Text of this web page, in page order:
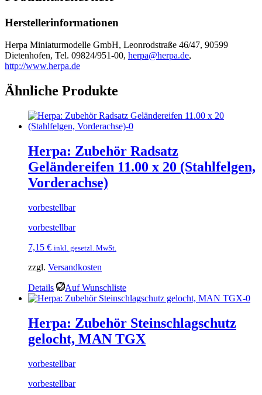
Herstellerinformationen
Herpa Miniaturmodelle GmbH, Leonrodstraße 46/47, 90599
Dietenhofen, Tel. 09824/951-00, herpa@herpa.de,
http://www.herpa.de
Ähnliche Produkte
Herpa: Zubehör Radsatz
Geländereifen 11.00 x 20 (Stahlfelgen,
Vorderachse)
vorbestellbar
vorbestellbar
7,15 € inkl. gesetzl. MwSt.
zzgl. Versandkosten
Details Auf Wunschliste
Herpa: Zubehör Steinschlagschutz
gelocht, MAN TGX
vorbestellbar
vorbestellbar